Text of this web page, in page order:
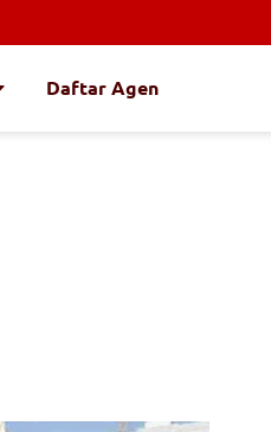
Daftar Agen